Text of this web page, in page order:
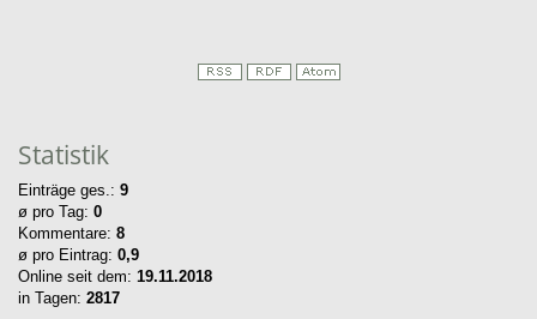
Statistik
Einträge ges.: 9
ø pro Tag: 0
Kommentare: 8
ø pro Eintrag: 0,9
Online seit dem: 19.11.2018
in Tagen: 2817